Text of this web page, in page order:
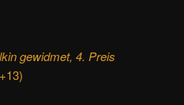
gewidmet, 4. Preis